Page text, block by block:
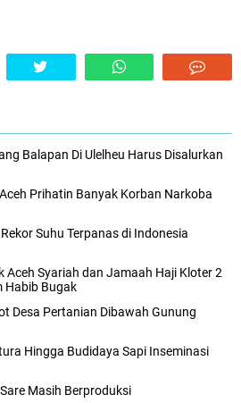
Balapan Di Ulelheu Harus Disalurkan
Prihatin Banyak Korban Narkoba
Suhu Terpanas di Indonesia
Aceh Syariah dan Jamaah Haji Kloter 2
Habib Bugak
Desa Pertanian Dibawah Gunung
Hingga Budidaya Sapi Inseminasi
Masih Berproduksi